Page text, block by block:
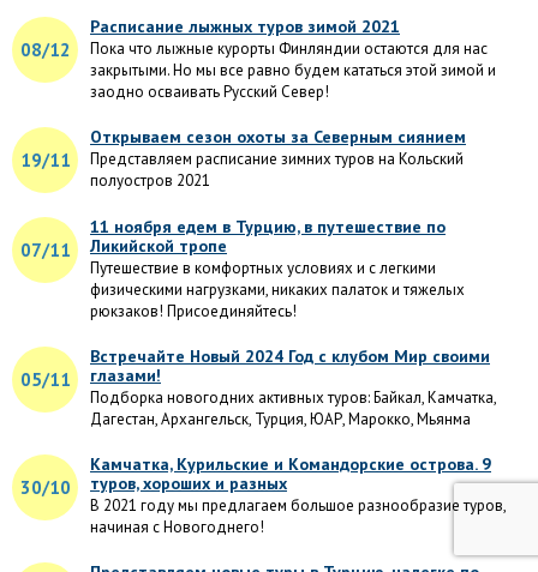
08/12
Расписание лыжных туров зимой 2021
Пока что лыжные курорты Финляндии остаются для нас
закрытыми. Но мы все равно будем кататься этой зимой и
заодно осваивать Русский Север!
19/11
Открываем сезон охоты за Северным сиянием
Представляем расписание зимних туров на Кольский
полуостров 2021
07/11
11 ноября едем в Турцию, в путешествие по
Ликийской тропе
Путешествие в комфортных условиях и с легкими
физическими нагрузками, никаких палаток и тяжелых
рюкзаков! Присоединяйтесь!
05/11
Встречайте Новый 2024 Год с клубом Мир своими
глазами!
Подборка новогодних активных туров: Байкал, Камчатка,
Дагестан, Архангельск, Турция, ЮАР, Марокко, Мьянма
30/10
Камчатка, Курильские и Командорские острова. 9
туров, хороших и разных
В 2021 году мы предлагаем большое разнообразие туров,
начиная с Новогоднего!